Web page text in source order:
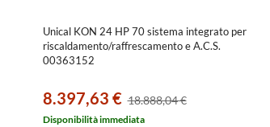
Unical KON 24 HP 70 sistema integrato per
riscaldamento/raffrescamento e A.C.S.
00363152
8.397,63 € 18.888,04 €
Disponibilità immediata